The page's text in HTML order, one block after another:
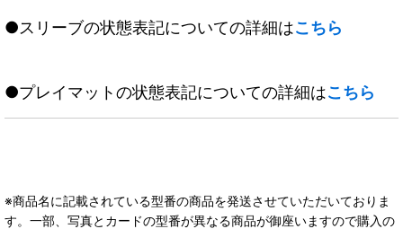
●スリーブの状態表記についての詳細はこちら
●プレイマットの状態表記についての詳細はこちら
※商品名に記載されている型番の商品を発送させていただいておりま
す。一部、写真とカードの型番が異なる商品が御座いますので購入の